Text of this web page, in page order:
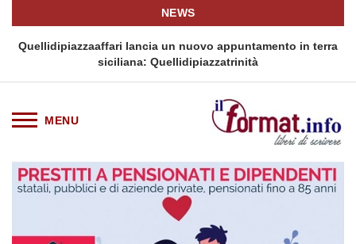
NEWS
Quellidipiazzaaffari lancia un nuovo appuntamento in terra
siciliana: Quellidipiazzatrinità